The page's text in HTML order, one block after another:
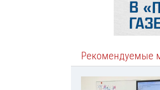
Рекомендуемые